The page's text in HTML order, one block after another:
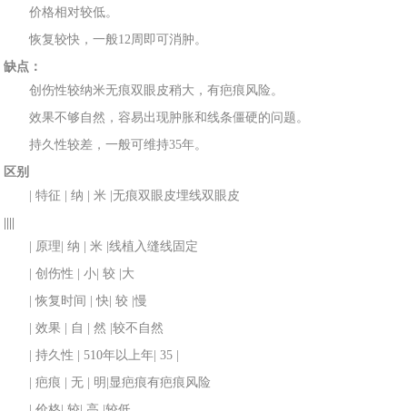
价格相对较低。
恢复较快，一般12周即可消肿。
缺点：
创伤性较纳米无痕双眼皮稍大，有疤痕风险。
效果不够自然，容易出现肿胀和线条僵硬的问题。
持久性较差，一般可维持35年。
区别
| 特征 | 纳 | 米 |无痕双眼皮埋线双眼皮
| 原理 | 纳 | 米 |线植入缝线固定
| 创伤性 | 小 | 较 |大
| 恢复时间 | 快 | 较 |慢
| 效果 | 自 | 然 |较不自然
| 持久性 | 510年以上年 | 35 |
| 疤痕 | 无 | 明 |显疤痕有疤痕风险